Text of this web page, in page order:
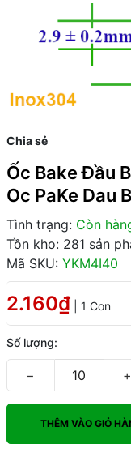
Chia sẻ
Ốc Bake Đầu
Oc PaKe Dau
Tình trạng: Còn
Tồn kho: 281 sản
Mã SKU: YKM4I40
2.160₫ | 1 Con
Số lượng:
− +
THÊM VÀO GIỎ